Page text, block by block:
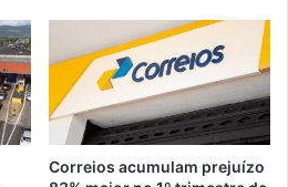
Correios acumulam prejuízo